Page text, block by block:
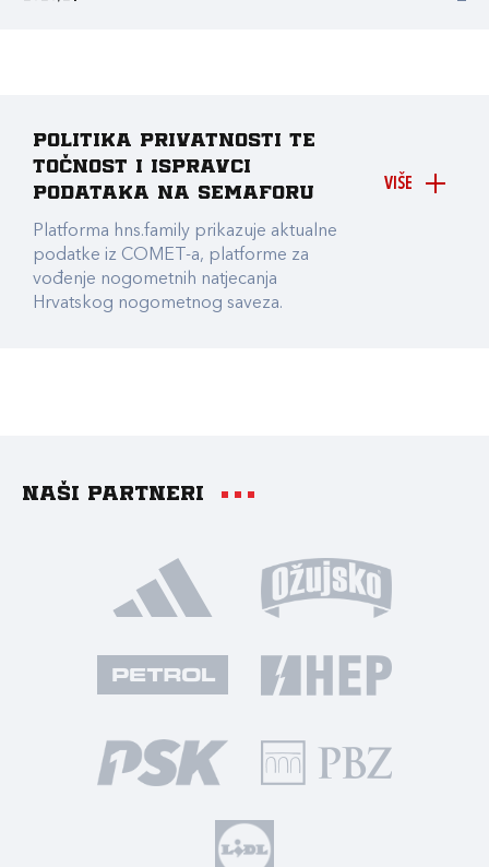
VIŠE
Politika privatnosti te
točnost i ispravci
podataka na Semaforu
Platforma hns.family prikazuje aktualne
podatke iz COMET-a, platforme za
vođenje nogometnih natjecanja
Hrvatskog nogometnog saveza.
Naši partneri